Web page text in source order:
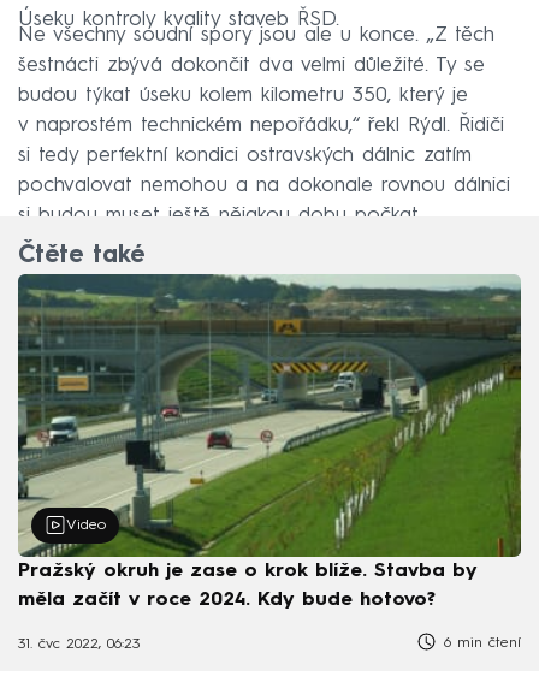
Úseku kontroly kvality staveb ŘSD.
Ne všechny soudní spory jsou ale u konce. „Z těch
šestnácti zbývá dokončit dva velmi důležité. Ty se
budou týkat úseku kolem kilometru 350, který je
v naprostém technickém nepořádku,“ řekl Rýdl. Řidiči
si tedy perfektní kondici ostravských dálnic zatím
pochvalovat nemohou a na dokonale rovnou dálnici
si budou muset ještě nějakou dobu počkat.
Čtěte také
Video
Pražský okruh je zase o krok blíže. Stavba by
měla začít v roce 2024. Kdy bude hotovo?
31. čvc 2022, 06:23 6 min čtení